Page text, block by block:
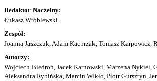
Redaktor Naczelny:
Łukasz Wróblewski
Zespół:
Joanna Jaszczuk, Adam Kacprzak, Tomasz
Autorzy:
Wojciech Biedroń, Jacek Karnowski, Marzena Nykiel,
Aleksandra Rybińska, Marcin Wikło, Piotr Gursztyn,